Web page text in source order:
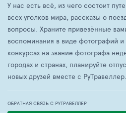
У нас есть всё, из чего состоит
всех уголков мира, рассказы о
вопросы. Храните привезённые
воспоминания в виде фотографий и
конкурсах на звание фотографа
городах и странах, планируйте
новых друзей вместе с РуТравеллер.
ОБРАТНАЯ СВЯЗЬ С РУТРАВЕЛЛЕР